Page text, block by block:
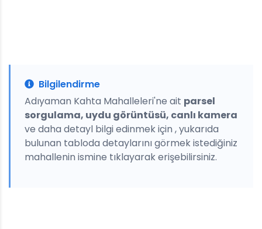
Bilgilendirme
Adıyaman Kahta Mahalleleri'ne ait parsel
sorgulama, uydu görüntüsü, canlı kamera
ve daha detayl bilgi edinmek için , yukarıda
bulunan tabloda detaylarını görmek istediğiniz
mahallenin ismine tıklayarak erişebilirsiniz.